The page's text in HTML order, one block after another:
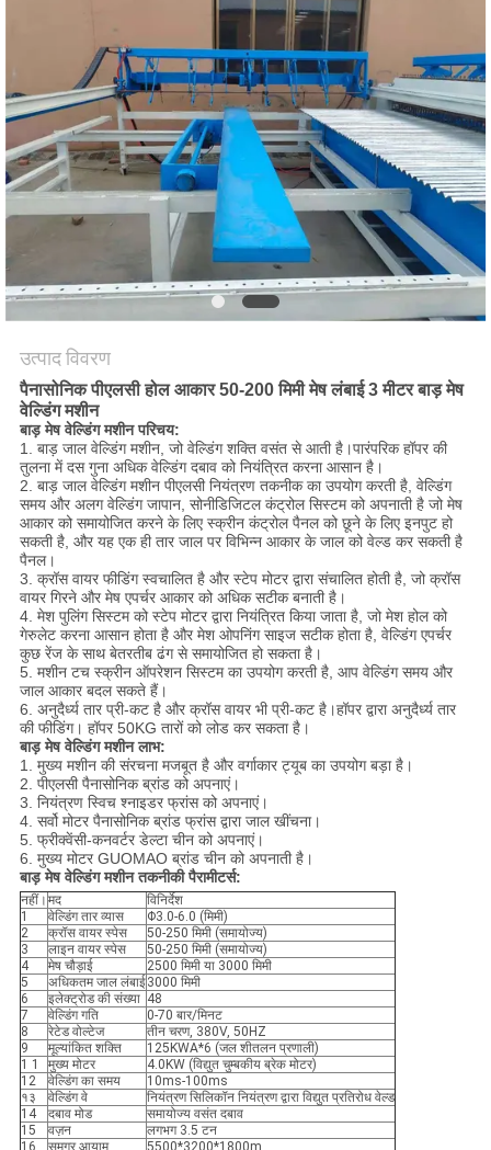
उद्धरण
का
अनुरोध
करें
साइटमैप
PRIVACY
POLICY
उत्पाद विवरण
पैनासोनिक पीएलसी होल आकार 50-200 मिमी मेष लंबाई 3 मीटर बाड़ मेष
वेल्डिंग मशीन
बाड़ मेष वेल्डिंग मशीन परिचय:
1. बाड़ जाल वेल्डिंग मशीन, जो वेल्डिंग शक्ति वसंत से आती है।पारंपरिक हॉपर की
तुलना में दस गुना अधिक वेल्डिंग दबाव को नियंत्रित करना आसान है।
2. बाड़ जाल वेल्डिंग मशीन पीएलसी नियंत्रण तकनीक का उपयोग करती है, वेल्डिंग
समय और अलग वेल्डिंग जापान, सोनीडिजिटल कंट्रोल सिस्टम को अपनाती है जो मेष
आकार को समायोजित करने के लिए स्क्रीन कंट्रोल पैनल को छूने के लिए इनपुट हो
सकती है, और यह एक ही तार जाल पर विभिन्न आकार के जाल को वेल्ड कर सकती है
पैनल।
3. क्रॉस वायर फीडिंग स्वचालित है और स्टेप मोटर द्वारा संचालित होती है, जो क्रॉस
वायर गिरने और मेष एपर्चर आकार को अधिक सटीक बनाती है।
4. मेश पुलिंग सिस्टम को स्टेप मोटर द्वारा नियंत्रित किया जाता है, जो मेश होल को
गेरुलेट करना आसान होता है और मेश ओपनिंग साइज सटीक होता है, वेल्डिंग एपर्चर
कुछ रेंज के साथ बेतरतीब ढंग से समायोजित हो सकता है।
5. मशीन टच स्क्रीन ऑपरेशन सिस्टम का उपयोग करती है, आप वेल्डिंग समय और
जाल आकार बदल सकते हैं।
6. अनुदैर्ध्य तार प्री-कट है और क्रॉस वायर भी प्री-कट है।हॉपर द्वारा अनुदैर्ध्य तार
की फीडिंग। हॉपर 50KG तारों को लोड कर सकता है।
बाड़ मेष वेल्डिंग मशीन लाभ:
1. मुख्य मशीन की संरचना मजबूत है और वर्गाकार ट्यूब का उपयोग बड़ा है।
2. पीएलसी पैनासोनिक ब्रांड को अपनाएं।
3. नियंत्रण स्विच श्नाइडर फ्रांस को अपनाएं।
4. सर्वो मोटर पैनासोनिक ब्रांड फ्रांस द्वारा जाल खींचना।
5. फ्रीक्वेंसी-कनवर्टर डेल्टा चीन को अपनाएं।
6. मुख्य मोटर GUOMAO ब्रांड चीन को अपनाती है।
बाड़ मेष वेल्डिंग मशीन तकनीकी पैरामीटर्स:
नहीं। मद
विनिर्देश
1
वेल्डिंग तार व्यास
Φ3.0-6.0 (मिमी)
2
क्रॉस वायर स्पेस
50-250 मिमी (समायोज्य)
3
लाइन वायर स्पेस
50-250 मिमी (समायोज्य)
4
मेष चौड़ाई
2500 मिमी या 3000 मिमी
5
अधिकतम जाल लंबाई3000 मिमी
6
इलेक्ट्रोड की संख्या 48
7
वेल्डिंग गति
0-70 बार/मिनट
8
रेटेड वोल्टेज
तीन चरण, 380V, 50HZ
9
मूल्यांकित शक्ति
125KWA*6 (जल शीतलन प्रणाली)
1 1
मुख्य मोटर
4.0KW (विद्युत चुम्बकीय ब्रेक मोटर)
12
वेल्डिंग का समय
10ms-100ms
१३
वेल्डिंग वे
नियंत्रण सिलिकॉन नियंत्रण द्वारा विद्युत प्रतिरोध वेल्ड
14
दबाव मोड
समायोज्य वसंत दबाव
15
वज़न
लगभग 3.5 टन